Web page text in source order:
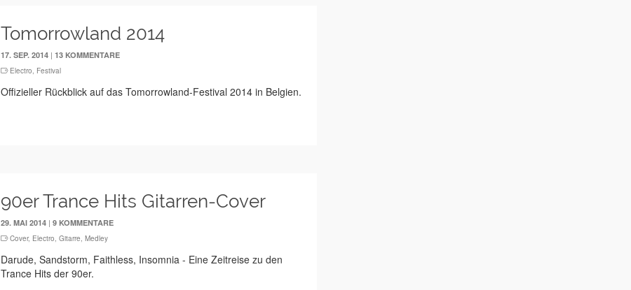
Tomorrowland 2014
17. SEP. 2014 |13 KOMMENTARE
Electro Festival
Offizieller Rückblick auf das Tomorrowland-Festival 2014 in Belgien.
90er Trance Hits Gitarren-Cover
29. MAI 2014 |9 KOMMENTARE
Cover, Electro ,Gitarre ,Medley
Darude, Sandstorm, Faithless, Insomnia - Eine Zeitreise zu den
Trance Hits der 90er.